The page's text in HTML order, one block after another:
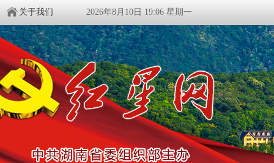
关于我们 2026年8月10日 19:06 星期一